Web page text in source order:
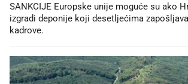
SANKCIJE Europske unije moguće su ako
izgradi deponije koji desetljećima
kadrove.